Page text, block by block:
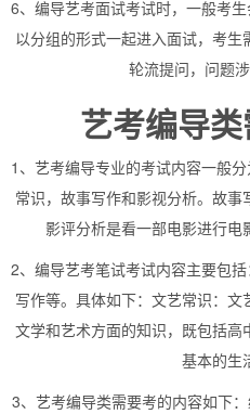
6、编导艺考面试考试时，一般考
以分组的形式一起进入面试，考
轮流提问，问题
艺考编导
1、艺考编导专业的考试内容一般
常识，故事写作和影视分析。故事
影评分析是看一部电影进行电
2、编导艺考笔试考试内容主要包
写作等。具体如下：文艺常识：
文学和艺术方面的知识，既包括
基本的生
3、艺考编导类需要考的内容如下